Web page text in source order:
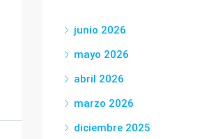
junio 2026
mayo 2026
abril 2026
marzo 2026
diciembre 2025